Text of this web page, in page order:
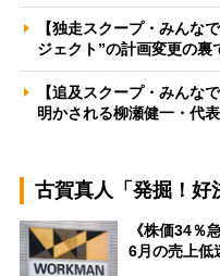
【独走スクープ・みんな
ジェクト”の計画変更の
【追及スクープ・みんな
明かされる柳瀬健一・代
古賀真人「発掘！好
《株価34％
6月の売上低